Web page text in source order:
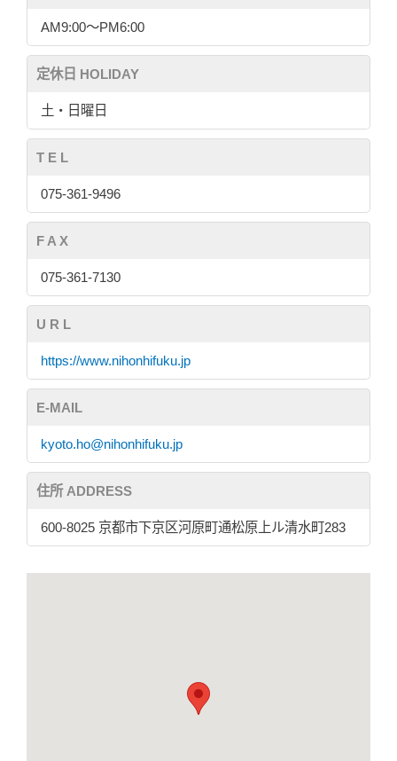
AM9:00〜PM6:00
定休日 HOLIDAY
土・日曜日
T E L
075-361-9496
F A X
075-361-7130
U R L
https://www.nihonhifuku.jp
E-MAIL
kyoto.ho@nihonhifuku.jp
住所 ADDRESS
600-8025 京都市下京区河原町通松原上ル清水町283